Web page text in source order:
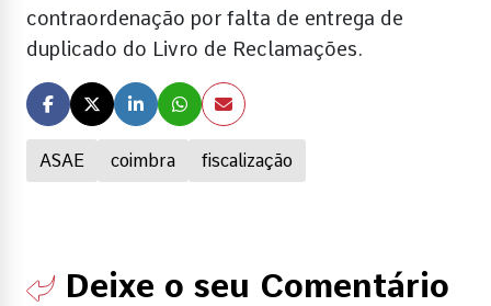
ASAE coimbra fiscalização
contraordenação por falta de entrega de
duplicado do Livro de Reclamações.
Deixe o seu Comentário